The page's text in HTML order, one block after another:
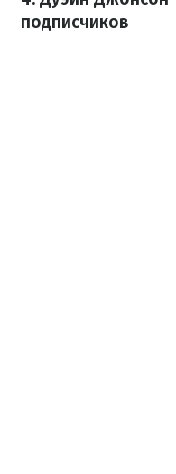
подписчиков